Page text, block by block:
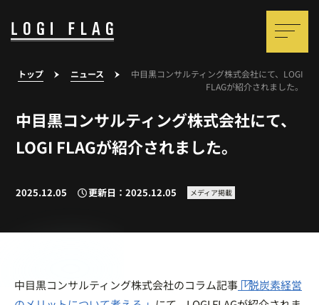
トップ ニュース
中目黒コンサルティング株式会社にて、LOGI
FLAGが紹介されました。
中目黒コンサルティング株式会社にて、
LOGI FLAGが紹介されました。
2025.12.05 更新日：2025.12.05 メディア掲載
中目黒コンサルティング株式会社のコラム記事 「脱炭素経営